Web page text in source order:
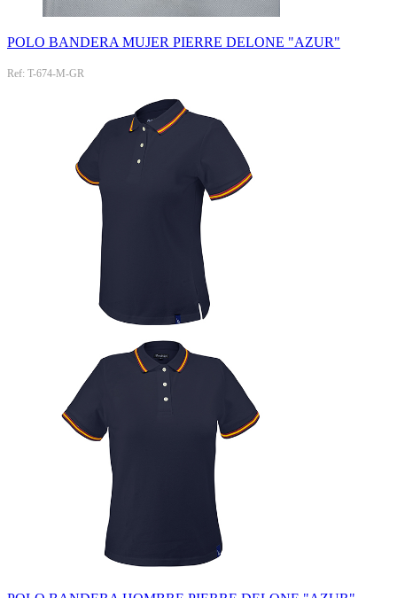
POLO BANDERA MUJER PIERRE DELONE "AZUR"
Ref: T-674-M-GR